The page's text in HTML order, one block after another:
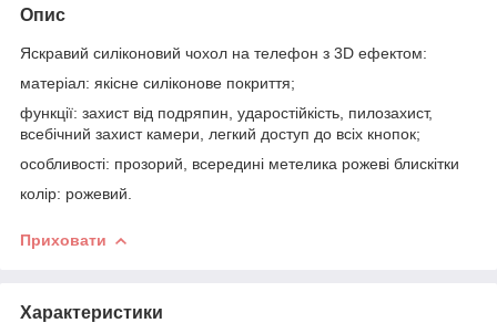
Опис
Яскравий силіконовий чохол на телефон з 3D ефектом:
матеріал: якісне силіконове покриття;
функції: захист від подряпин, ударостійкість, пилозахист,
всебічний захист камери, легкий доступ до всіх кнопок;
особливості: прозорий, всередині метелика рожеві блискітки
колір: рожевий.
Приховати
Характеристики